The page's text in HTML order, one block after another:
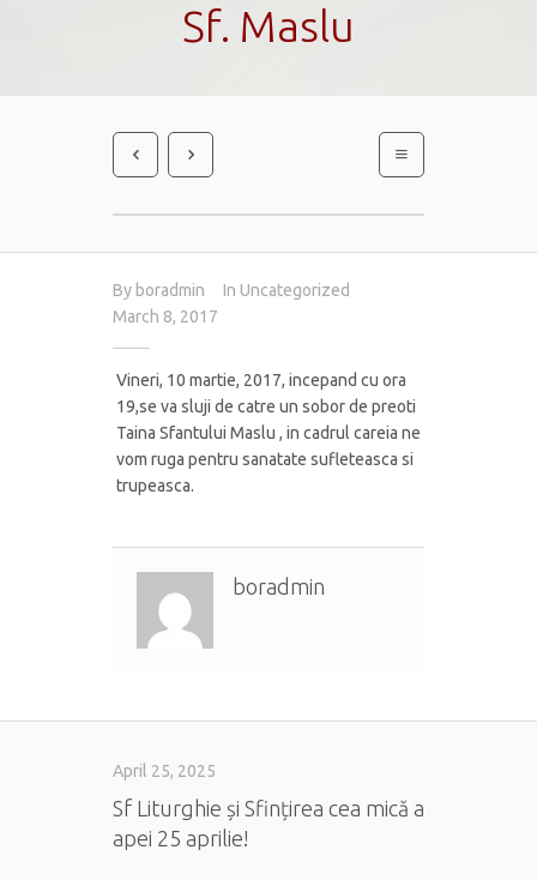
Sf. Maslu
By boradmin In Uncategorized
March 8, 2017
Vineri, 10 martie, 2017, incepand cu ora
19,se va sluji de catre un sobor de preoti
Taina Sfantului Maslu , in cadrul careia ne
vom ruga pentru sanatate sufleteasca si
trupeasca.
boradmin
April 25, 2025
Sf Liturghie și Sfințirea cea mică a
apei 25 aprilie!